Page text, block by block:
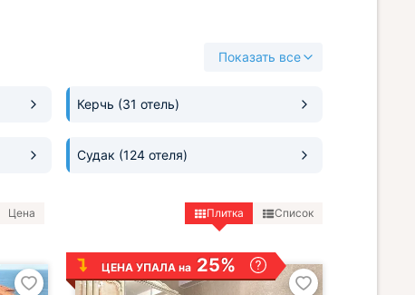
Показать все
Керчь (31 отель)
Судак (124 отеля)
Цена Плитка Список
ЦЕНА УПАЛА на 25%